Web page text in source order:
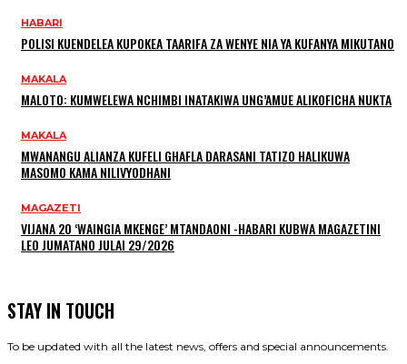
HABARI
POLISI KUENDELEA KUPOKEA TAARIFA ZA WENYE NIA YA KUFANYA MIKUTANO
MAKALA
MALOTO: KUMWELEWA NCHIMBI INATAKIWA UNG’AMUE ALIKOFICHA NUKTA
MAKALA
MWANANGU ALIANZA KUFELI GHAFLA DARASANI TATIZO HALIKUWA
MASOMO KAMA NILIVYODHANI
MAGAZETI
VIJANA 20 ‘WAINGIA MKENGE’ MTANDAONI -HABARI KUBWA MAGAZETINI
LEO JUMATANO JULAI 29/2026
STAY IN TOUCH
To be updated with all the latest news, offers and special announcements.